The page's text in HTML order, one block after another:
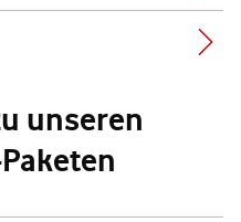
unseren